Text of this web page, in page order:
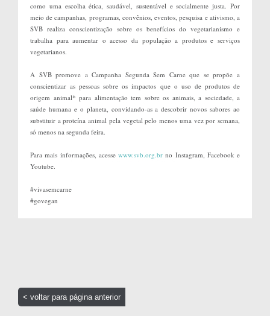
como uma escolha ética, saudável, sustentável e socialmente justa. Por
meio de campanhas, programas, convênios, eventos, pesquisa e ativismo, a
SVB realiza conscientização sobre os benefícios do vegetarianismo e
trabalha para aumentar o acesso da população a produtos e serviços
vegetarianos.
A SVB promove a Campanha Segunda Sem Carne que se propõe a
conscientizar as pessoas sobre os impactos que o uso de produtos de
origem animal* para alimentação tem sobre os animais, a sociedade, a
saúde humana e o planeta, convidando-as a descobrir novos sabores ao
substituir a proteína animal pela vegetal pelo menos uma vez por semana,
só menos na segunda feira.
Para mais informações, acesse www.svb.org.br no Instagram, Facebook e
Youtube.
#vivasemcarne
#govegan
< voltar para página anterior